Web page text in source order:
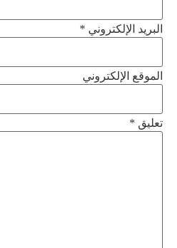
البريد الإلكتروني *
الموقع الإلكتروني
تعليق *